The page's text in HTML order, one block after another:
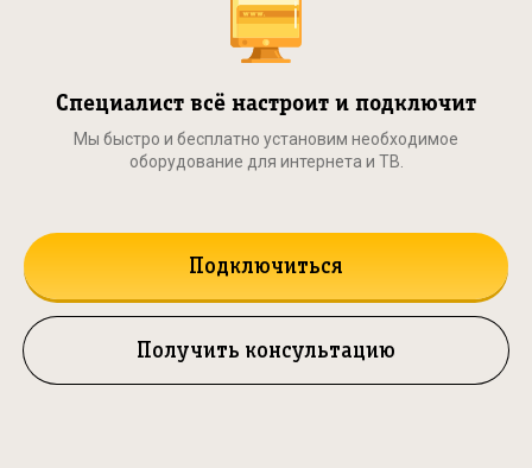
Специалист всё настроит и подключит
Мы быстро и бесплатно установим необходимое
оборудование для интернета и ТВ.
Подключиться
Получить консультацию